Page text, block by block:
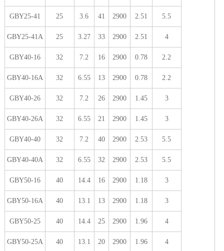
GBY25-41 25 3.6 41 2900 2.51 5.5
GBY25-41A 25 3.27 33 2900 2.51 4
GBY40-16 32 7.2 16 2900 0.78 2.2
GBY40-16A 32 6.55 13 2900 0.78 2.2
GBY40-26 32 7.2 26 2900 1.45 3
GBY40-26A 32 6.55 21 2900 1.45 3
GBY40-40 32 7.2 40 2900 2.53 5.5
GBY40-40A 32 6.55 32 2900 2.53 5.5
GBY50-16 40 14.4 16 2900 1.18 3
GBY50-16A 40 13.1 13 2900 1.18 3
GBY50-25 40 14.4 25 2900 1.96 4
GBY50-25A 40 13.1 20 2900 1.96 4